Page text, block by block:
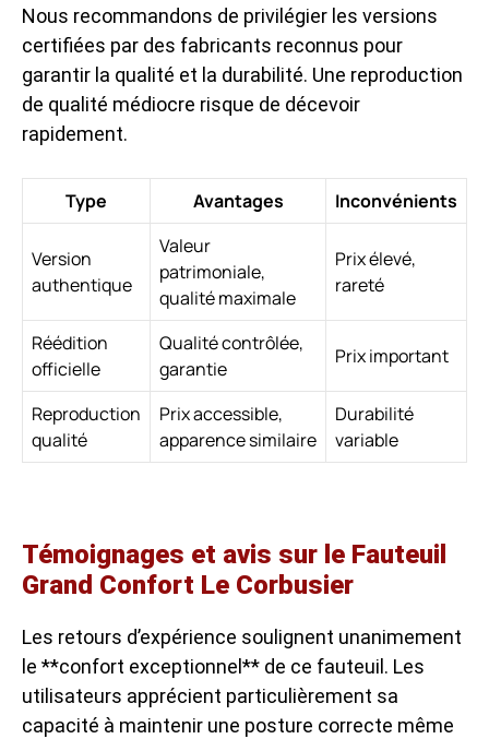
Nous recommandons de privilégier les versions
certifiées par des fabricants reconnus pour
garantir la qualité et la durabilité. Une reproduction
de qualité médiocre risque de décevoir
rapidement.
Type Avantages Inconvénients
Version
authentique
Valeur
patrimoniale,
qualité maximale
Prix élevé,
rareté
Réédition
officielle
Qualité contrôlée,
garantie
Prix important
Reproduction
qualité
Prix accessible,
apparence similaire
Durabilité
variable
Témoignages et avis sur le Fauteuil
Grand Confort Le Corbusier
Les retours d’expérience soulignent unanimement
le **confort exceptionnel** de ce fauteuil. Les
utilisateurs apprécient particulièrement sa
capacité à maintenir une posture correcte même